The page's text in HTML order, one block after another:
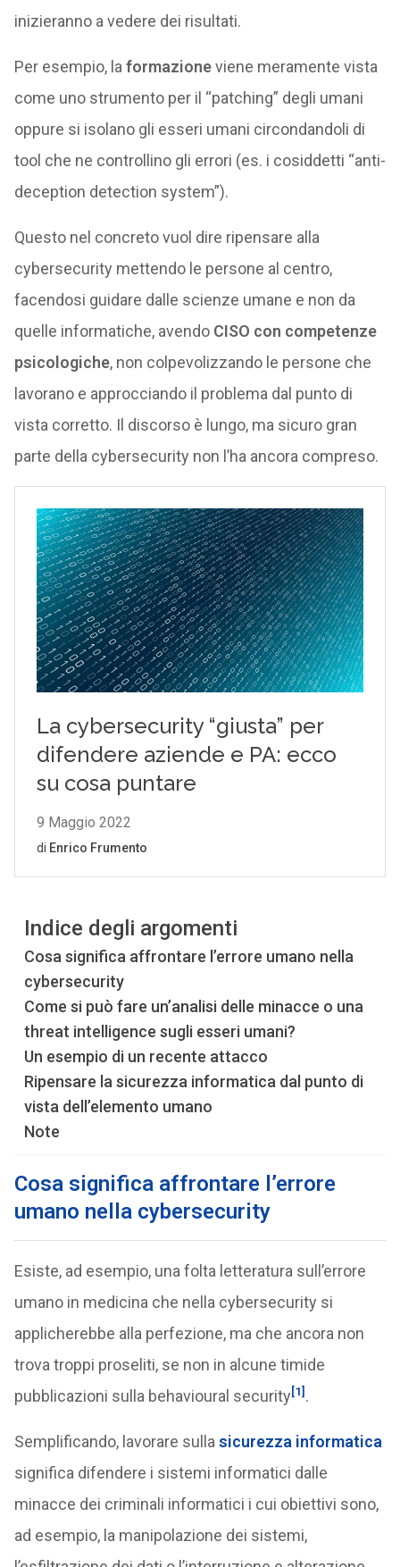
inizieranno a vedere dei risultati.
Per esempio, la formazioneviene meramente vista
come uno strumento per il “patching” degli umani
oppure si isolano gli esseri umani circondandoli di
tool che ne controllino gli errori (es. i cosiddetti “anti-
deception detection system”).
Questo nel concreto vuol dire ripensare alla
cybersecurity mettendo le persone al centro,
facendosi guidare dalle scienze umane e non da
quelle informatiche, avendoCISO con competenze
psicologiche, non colpevolizzando le persone che
lavorano e approcciando il problema dal punto di
vista corretto. Il discorso è lungo, ma sicuro gran
parte della cybersecurity non l’ha ancora compreso.
Indice degli argomenti
Cosa significa affrontare l’errore umano nella
cybersecurity
Come si può fare un’analisi delle minacce o una
threat intelligence sugli esseri umani?
Un esempio di un recente attacco
Ripensare la sicurezza informatica dal punto di
vista dell’elemento umano
Note
Cosa significa affrontare l’errore
umano nella cybersecurity
Esiste, ad esempio, una folta letteratura sull’errore
umano in medicina che nella cybersecurity si
applicherebbe alla perfezione, ma che ancora non
trova troppi proseliti, se non in alcune timide
pubblicazioni sulla behavioural security[1] .
Semplificando, lavorare sulla sicurezza informatica
significa difendere i sistemi informatici dalle
minacce dei criminali informatici i cui obiettivi sono,
ad esempio, la manipolazione dei sistemi,